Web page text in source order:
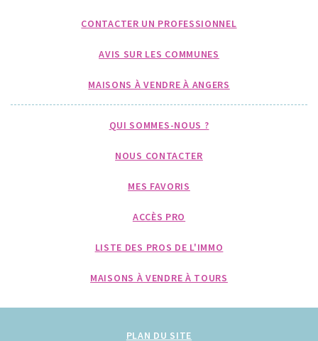
CONTACTER UN PROFESSIONNEL
AVIS SUR LES COMMUNES
MAISONS À VENDRE À ANGERS
QUI SOMMES-NOUS ?
NOUS CONTACTER
MES FAVORIS
ACCÈS PRO
LISTE DES PROS DE L'IMMO
MAISONS À VENDRE À TOURS
PLAN DU SITE